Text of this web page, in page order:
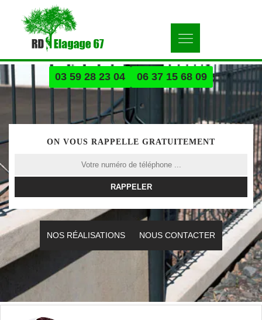
03 59 28 23 04 06 37 15 68 09
ON VOUS RAPPELLE GRATUITEMENT
NOS RÉALISATIONS NOUS CONTACTER